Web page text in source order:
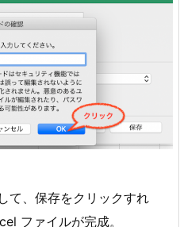
て、保存をクリックすれ
ファイルが完成。